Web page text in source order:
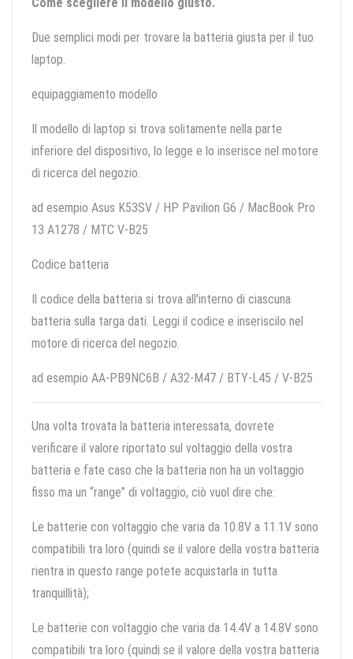
Come scegliere il modello giusto.
Due semplici modi per trovare la batteria giusta per il tuo
laptop.
equipaggiamento modello
Il modello di laptop si trova solitamente nella parte
inferiore del dispositivo, lo legge e lo inserisce nel motore
di ricerca del negozio.
ad esempio Asus K53SV / HP Pavilion G6 / MacBook Pro
13 A1278 / MTC V-B25
Codice batteria
Il codice della batteria si trova all'interno di ciascuna
batteria sulla targa dati. Leggi il codice e inseriscilo nel
motore di ricerca del negozio.
ad esempio AA-PB9NC6B / A32-M47 / BTY-L45 / V-B25
Una volta trovata la batteria interessata, dovrete
verificare il valore riportato sul voltaggio della vostra
batteria e fate caso che la batteria non ha un voltaggio
fisso ma un “range” di voltaggio, ciò vuol dire che:
Le batterie con voltaggio che varia da 10.8V a 11.1V sono
compatibili tra loro (quindi se il valore della vostra batteria
rientra in questo range potete acquistarla in tutta
tranquillità);
Le batterie con voltaggio che varia da 14.4V a 14.8V sono
compatibili tra loro (quindi se il valore della vostra batteria